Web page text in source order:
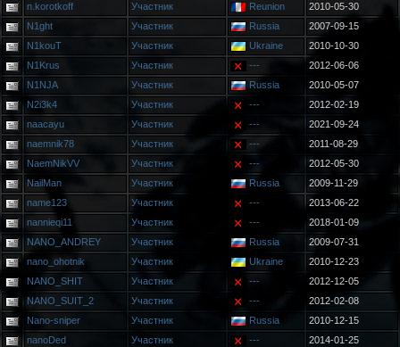
n.korotkoff
Участник Reunion
2010-05-30
N1ght
Участник Russia
2007-09-15
N1kouT
Участник Ukraine
2010-10-30
N1Krus
Участник ---
2012-06-06
N1NJA
Участник Russia
2010-05-07
N2i3k4
Участник ---
2012-02-19
naacayu
Участник ---
2021-09-24
naemnik78
Участник ---
2011-08-29
NaemNikVV
Участник ---
2012-05-30
NailMan
Участник Russia
2009-11-29
name123
Участник ---
2013-06-22
nannieqi11
Участник ---
2018-01-09
NANO_ANDREY
Участник Russia
2009-07-31
nano_ohotnik
Участник Ukraine
2010-12-23
NANO_SHIT
Участник ---
2012-12-05
NANO_SUIT_2
Участник ---
2012-02-08
Nano-sniper
Участник Russia
2010-12-15
nanoDed
Участник ---
2014-01-25